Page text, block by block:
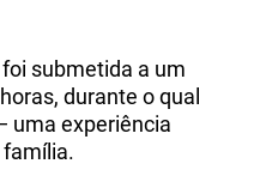
submetida a um
durante o qual
uma experiência